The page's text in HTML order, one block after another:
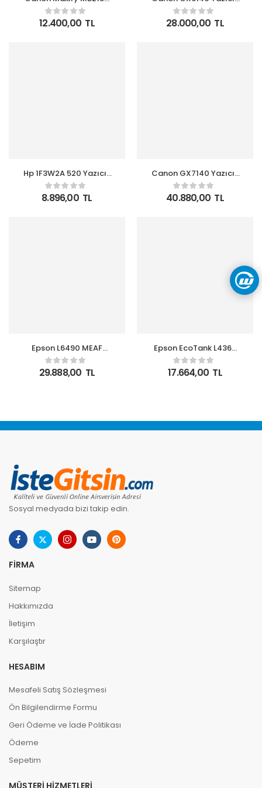
Yazıcı-Tarayıcı-
Fotokopi-Faks Renkli
Mürekkep Kartuşlu
12.400,00 TL
Tarayıcı-Fotokopi
Renkli Mürekkep Tanklı
Yazıcı WI-FI Ethernet
28.000,00 TL
Hp 1F3W2A 520 Yazıcı-
Tarayıcı-Fotokopi
Tanklı Yazıcı Çok
Fonksiyonlu
8.896,00 TL
Canon GX7140 Yazıcı-
Tarayıcı-Fotokopi
Renkli Mürekkep Tanklı
Yazıcı WI-FI Ethernet
40.880,00 TL
Epson L6490 MEAF
Yazıcı-Tarayıcı-
Fotokopi-Faks Renkli
Mürekkep Tanklı Yazıcı
29.888,00 TL
Epson EcoTank L4360
Wi-Fi Tarayıcı + Yazıcı +
Fotokopi Renkli Çok
Fonksiyonlu Tanklı
17.664,00 TL
Sosyal medyada bizi takip edin.
FIRMA
Sitemap
Hakkımızda
İletişim
Karşılaştır
HESABIM
Mesafeli Satış Sözleşmesi
Ön Bilgilendirme Formu
Geri Ödeme ve İade Politikası
Ödeme
Sepetim
MÜŞTERI HIZMETLERI